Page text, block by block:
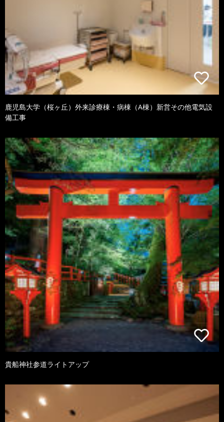
鹿児島大学（桜ヶ丘）外来診療棟・病棟（A棟）新営その他電気設
備工事
貴船神社参道ライトアップ